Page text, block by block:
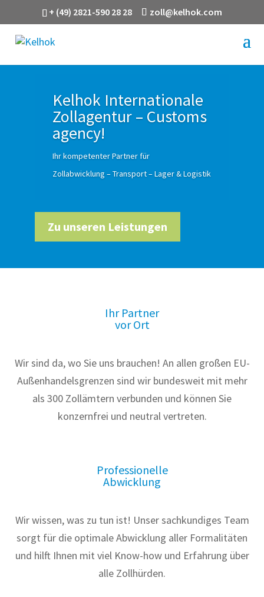
+ (49) 2821-590 28 28 zoll@kelhok.com
Kelhok Internationale
Zollagentur – Customs
agency!
Ihr kompetenter Partner für
Zollabwicklung – Transport – Lager & Logistik
Zu unseren Leistungen
Ihr Partner
vor Ort
Wir sind da, wo Sie uns brauchen! An allen großen EU-
Außenhandelsgrenzen sind wir bundesweit mit mehr
als 300 Zollämtern verbunden und können Sie
konzernfrei und neutral vertreten.
Professionelle
Abwicklung
Wir wissen, was zu tun ist! Unser sachkundiges Team
sorgt für die optimale Abwicklung aller Formalitäten
und hilft Ihnen mit viel Know-how und Erfahrung über
alle Zollhürden.